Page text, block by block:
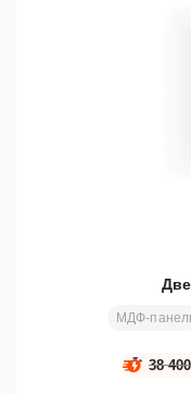
МДФ-
38